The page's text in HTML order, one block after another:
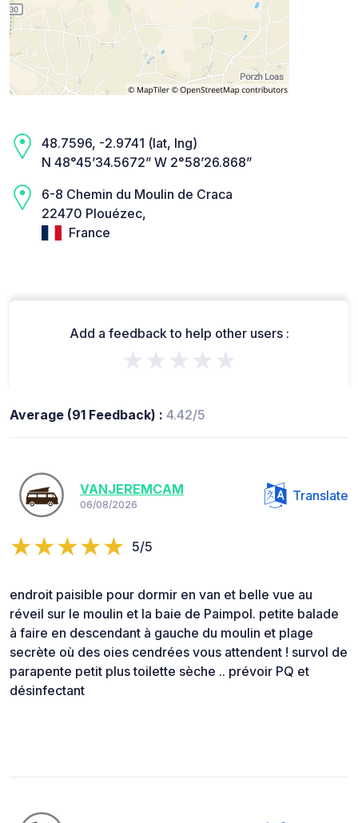
48.7596, -2.9741 (lat, lng)
N 48°45’34.5672” W 2°58’26.868”
6-8 Chemin du Moulin de Craca
22470 Plouézec,
France
Add a feedback to help other users :
★★★★★
Average (91 Feedback) : 4.42/5
VANJEREMCAM
06/08/2026
Translate
5/5
endroit paisible pour dormir en van et belle vue au
réveil sur le moulin et la baie de Paimpol. petite balade
à faire en descendant à gauche du moulin et plage
secrète où des oies cendrées vous attendent ! survol de
parapente petit plus toilette sèche .. prévoir PQ et
désinfectant